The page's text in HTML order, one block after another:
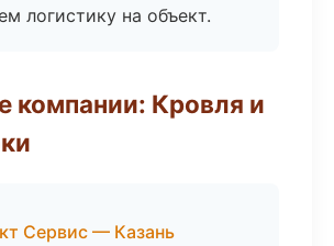
логистику на объект.
компании: Кровля и
Сервис — Казань